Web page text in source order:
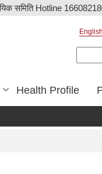
समिति Hotline
English
Health Profile